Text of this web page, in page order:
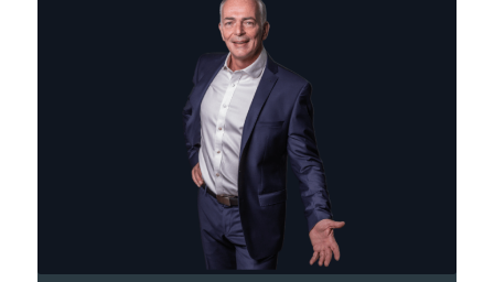
Bild anklicken und mehr zum
Thema AVGS erfahren